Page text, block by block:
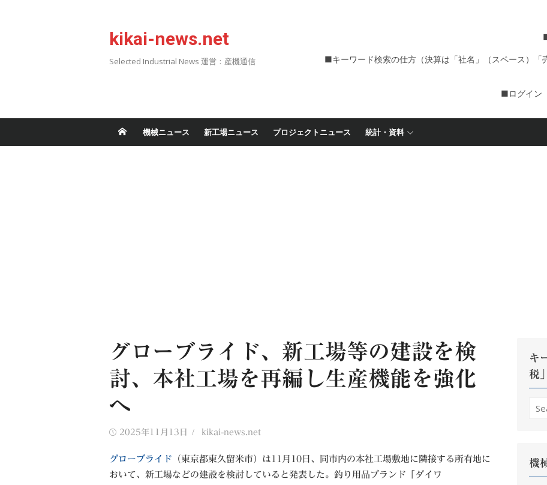
kikai-news.net
Selected Industrial News 運営：産機通信
■キーワード検索の仕方（決算は「社名」（スペース）「
■ログイン
機械ニュース 新工場ニュース プロジェクトニュース 統計・資料
グローブライド、新工場等の建設を検
討、本社工場を再編し生産機能を強化
へ
Posted
2025年11月13日 Author
kikai-news.net
グローブライド （東京都東久留米市）は11月10日、同市内の本社工場敷地に隣接する所有地に
おいて、新工場などの建設を検討していると発表した。釣り用品ブランド「ダイワ
キ
税
機